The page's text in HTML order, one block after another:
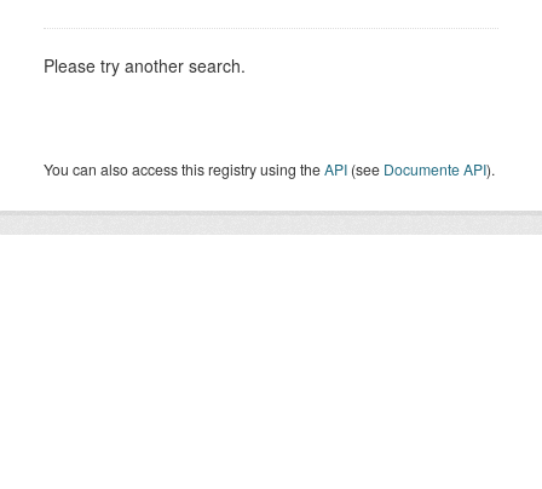
Please try another search.
You can also access this registry using theAPI (see Documente API).